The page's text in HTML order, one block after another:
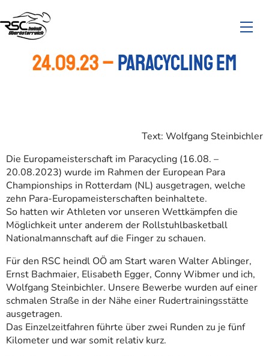
24.09.23 –Paracycling EM
Text: Wolfgang Steinbichler
Die Europameisterschaft im Paracycling (16.08. –
20.08.2023) wurde im Rahmen der European Para
Championships in Rotterdam (NL) ausgetragen, welche
zehn Para-Europameisterschaften beinhaltete.
So hatten wir Athleten vor unseren Wettkämpfen die
Möglichkeit unter anderem der Rollstuhlbasketball
Nationalmannschaft auf die Finger zu schauen.
Für den RSC heindl OÖ am Start waren Walter Ablinger,
Ernst Bachmaier, Elisabeth Egger, Conny Wibmer und ich,
Wolfgang Steinbichler. Unsere Bewerbe wurden auf einer
schmalen Straße in der Nähe einer Rudertrainingsstätte
ausgetragen.
Das Einzelzeitfahren führte über zwei Runden zu je fünf
Kilometer und war somit relativ kurz.